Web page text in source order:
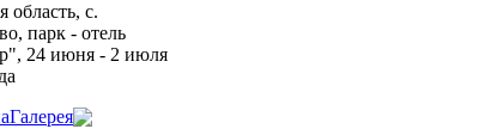
область, с.
парк - отель
24 июня - 2 июля